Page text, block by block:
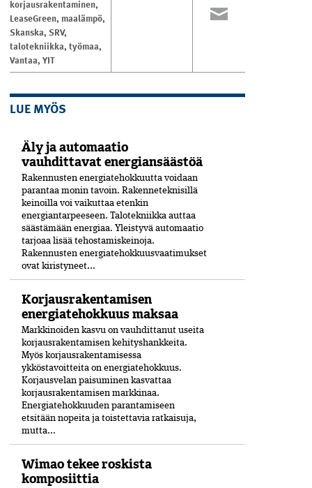
korjausrakentaminen,
LeaseGreen, maalämpö,
Skanska, SRV,
talotekniikka, työmaa,
Vantaa, YIT
LUE MYÖS
Äly ja automaatio
vauhdittavat energiansäästöä
Rakennusten energiatehokkuutta voidaan
parantaa monin tavoin. Rakenneteknisillä
keinoilla voi vaikuttaa etenkin
energiantarpeeseen. Talotekniikka auttaa
säästämään energiaa. Yleistyvä automaatio
tarjoaa lisää tehostamiskeinoja.
Rakennusten energiatehokkuusvaatimukset
ovat kiristyneet...
Korjausrakentamisen
energiatehokkuus maksaa
Markkinoiden kasvu on vauhdittanut useita
korjausrakentamisen kehityshankkeita.
Myös korjausrakentamisessa
ykköstavoitteita on energiatehokkuus.
Korjausvelan paisuminen kasvattaa
korjausrakentamisen markkinaa.
Energiatehokkuuden parantamiseen
etsitään nopeita ja toistettavia ratkaisuja,
mutta...
Wimao tekee roskista
komposiittia